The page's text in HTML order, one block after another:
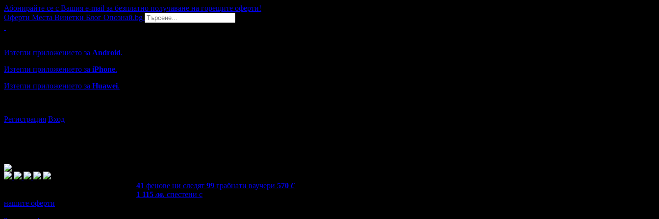
Абонирайте се с Вашия e-mail за безплатно получаване на горещите оферти!
Оферти Места Винетки Блог Опознай.bg
Изтегли приложението за Android.
Изтегли приложението за iPhone.
Изтегли приложението за Huawei.
Регистрация Вход
41 фенове ни следят 99 грабнати ваучери 570 €
1 115лв. спестени с
нашите оферти